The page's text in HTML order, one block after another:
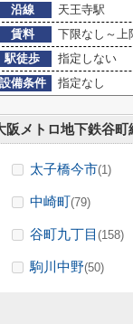
沿線
天王寺駅
賃料
下限なし～上
駅徒歩
指定しない
設備条件
指定なし
阪メトロ地下鉄谷町
太子橋今市(1)
中崎町(79)
谷町九丁目 (158)
駒川中野(50)